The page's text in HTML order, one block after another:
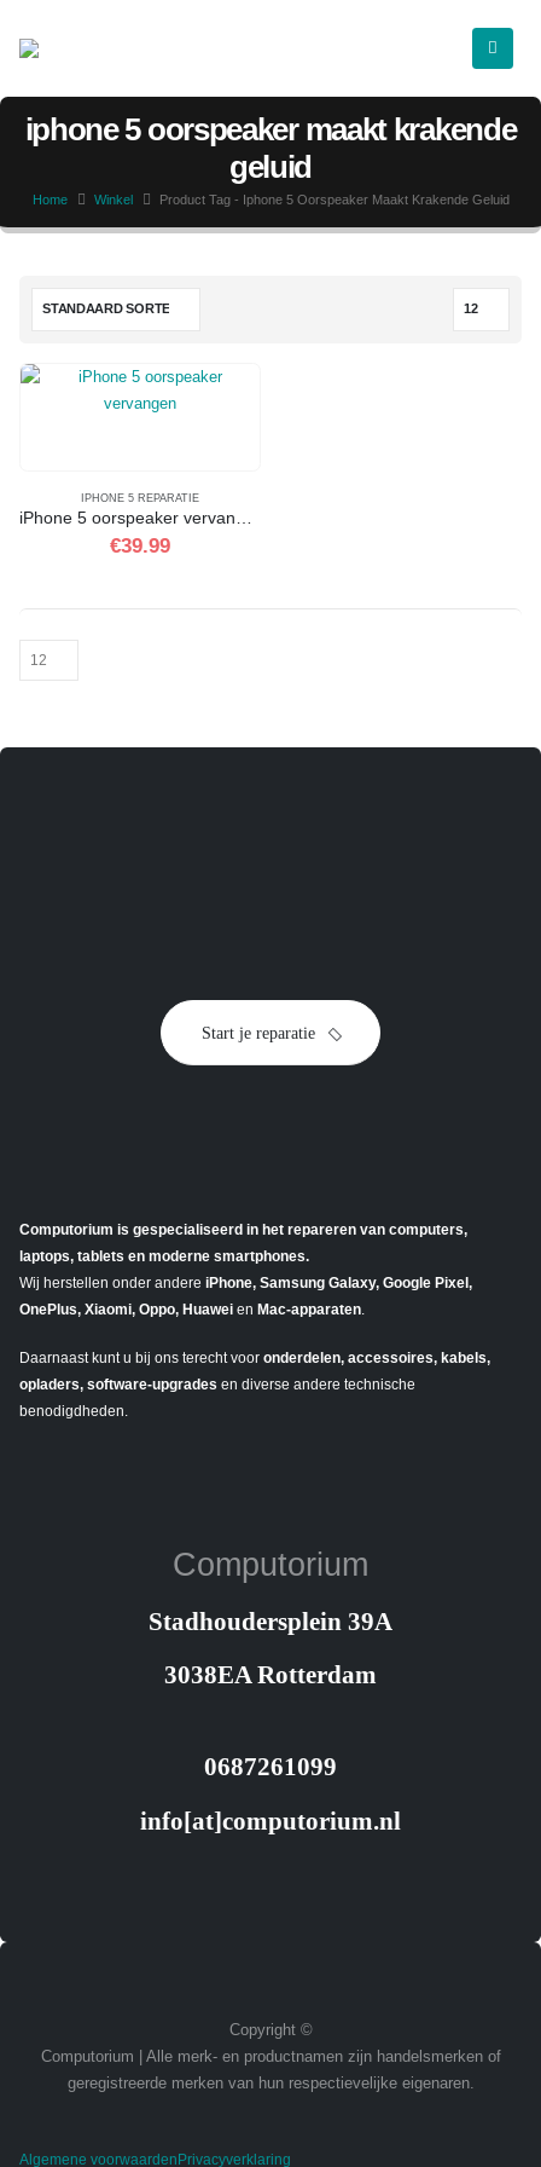
iphone 5 oorspeaker maakt krakende
geluid
Home Winkel Product Tag - Iphone 5 Oorspeaker Maakt Krakende Geluid
IPHONE 5 REPARATIE
€39.99
Start je reparatie
Computorium is gespecialiseerd in het repareren van computers,
laptops, tablets en moderne smartphones.
Wij herstellen onder andere iPhone, Samsung Galaxy, Google Pixel,
OnePlus, Xiaomi, Oppo, Huawei en Mac-apparaten
Daarnaast kunt u bij ons terecht voor onderdelen, accessoires, kabels,
opladers, software-upgrades en diverse andere technische
benodigdheden.
Computorium
Stadhoudersplein 39A
3038EA Rotterdam
0687261099
info[at]computorium.nl
Copyright ©
Computorium | Alle merk- en productnamen zijn handelsmerken of
geregistreerde merken van hun respectievelijke eigenaren.
Algemene voorwaardenPrivacyverklaring